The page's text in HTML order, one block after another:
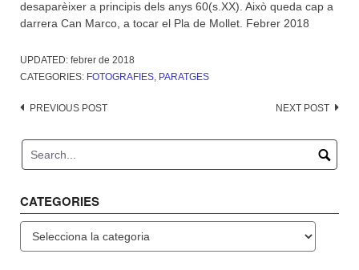
desaparèixer a principis dels anys 60(s.XX). Això queda cap a
darrera Can Marco, a tocar el Pla de Mollet. Febrer 2018
UPDATED: febrer de 2018
CATEGORIES: FOTOGRAFIES, PARATGES
Post
PREVIOUS POST NEXT POST
CATEGORIES